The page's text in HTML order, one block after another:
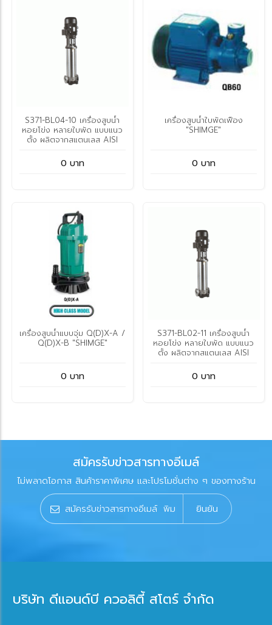
S371-BL04-10 เครื่องสูบน้ำ
หอยโข่ง หลายใบพัด แบบแนว
ตั้ง ผลิตจากสแตนเลส AISI
0 บาท
เครื่องสูบน้ำใบพัดเฟือง
"SHIMGE"
0 บาท
เครื่องสูบน้ำแบบจุ่ม Q(D)X-A /
Q(D)X-B "SHIMGE"
0 บาท
S371-BL02-11 เครื่องสูบน้ำ
หอยโข่ง หลายใบพัด แบบแนว
ตั้ง ผลิตจากสแตนเลส AISI
0 บาท
สมัครรับข่าวสารทางอีเมล์
ไม่พลาดโอกาส สินค้าราคาพิเศษ และโปรโมชั่นต่าง ๆ ของทางร้าน
ยินยัน
บริษัท ดีแอนด์บี ควอลิตี้ สโตร์ จำกัด